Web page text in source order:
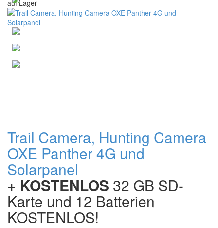
auf Lager
Trail Camera, Hunting Camera
OXE Panther 4G und
Solarpanel
+ KOSTENLOS 32 GB SD-
Karte und 12 Batterien
KOSTENLOS!